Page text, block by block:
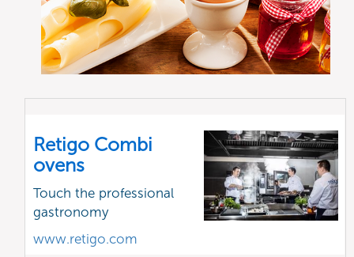
Retigo Combi
ovens
Touch the professional
gastronomy
www.retigo.com